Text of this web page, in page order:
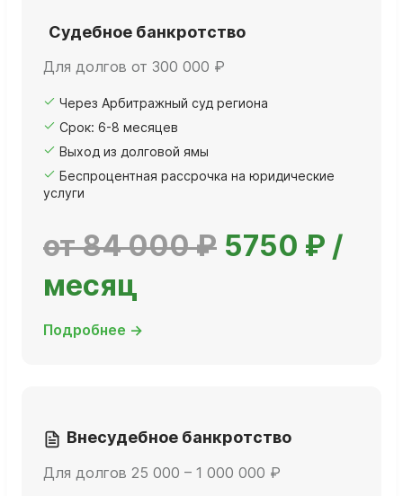
Судебное банкротство
Для долгов от 300 000 ₽
Через Арбитражный суд региона
Срок: 6-8 месяцев
Выход из долговой ямы
Беспроцентная рассрочка на юридические
услуги
от 84 000 ₽ 5750 ₽ /
месяц
Подробнее →
Внесудебное банкротство
Для долгов 25 000 – 1 000 000 ₽